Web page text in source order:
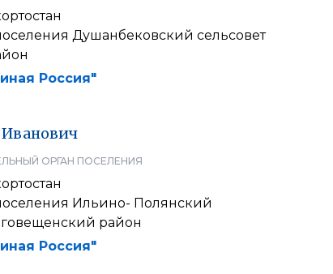
Душанбековский сельсовет
Россия"
Иванович
ОРГАН ПОСЕЛЕНИЯ
Ильино- Полянский
район
Россия"